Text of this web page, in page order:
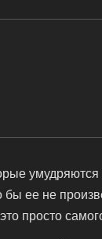
ее не
просто